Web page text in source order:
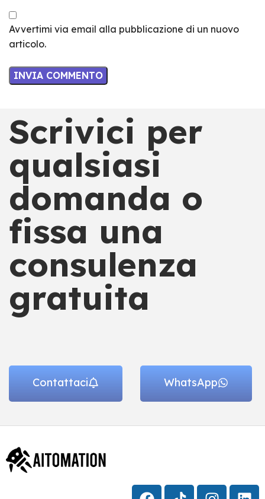
Avvertimi via email alla pubblicazione di un nuovo
articolo.
Scrivici per
qualsiasi
domanda o
fissa una
consulenza
gratuita
Contattaci WhatsApp